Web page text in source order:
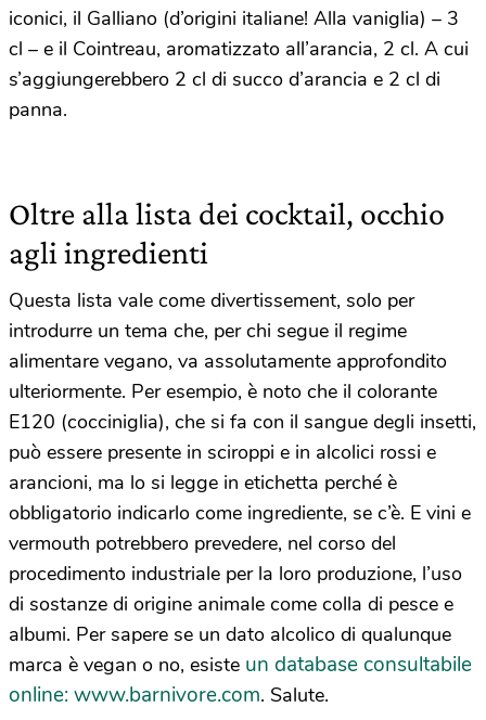
iconici, il Galliano (d’origini italiane! Alla vaniglia) – 3
cl – e il Cointreau, aromatizzato all’arancia, 2 cl. A cui
s’aggiungerebbero 2 cl di succo d’arancia e 2 cl di
panna.
Oltre alla lista dei cocktail, occhio
agli ingredienti
Questa lista vale come divertissement, solo per
introdurre un tema che, per chi segue il regime
alimentare vegano, va assolutamente approfondito
ulteriormente. Per esempio, è noto che il colorante
E120 (cocciniglia), che si fa con il sangue degli insetti,
può essere presente in sciroppi e in alcolici rossi e
arancioni, ma lo si legge in etichetta perché è
obbligatorio indicarlo come ingrediente, se c’è. E vini e
vermouth potrebbero prevedere, nel corso del
procedimento industriale per la loro produzione, l’uso
di sostanze di origine animale come colla di pesce e
albumi. Per sapere se un dato alcolico di qualunque
marca è vegan o no, esiste un database consultabile
online: www.barnivore.com. Salute.